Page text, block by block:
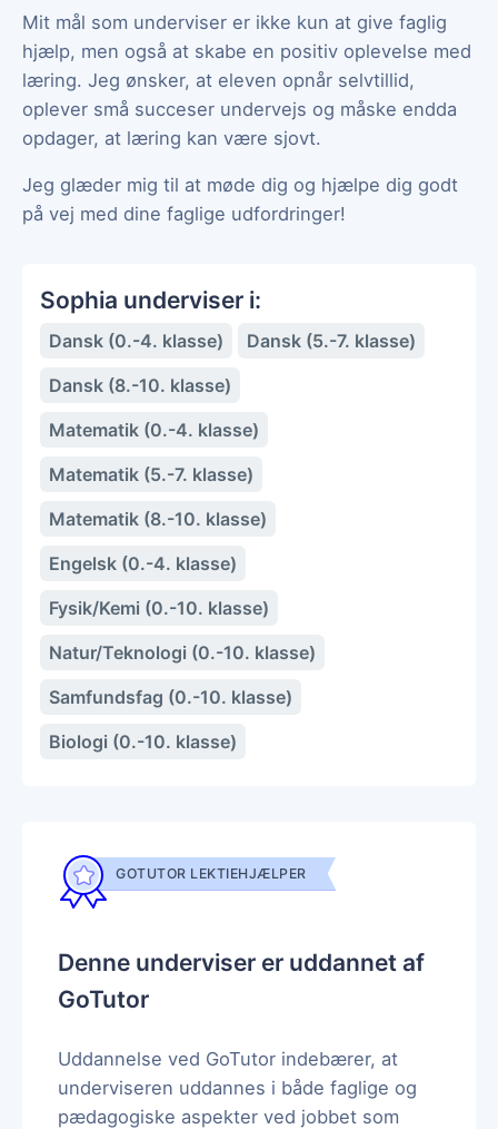
Mit mål som underviser er ikke kun at give faglig
hjælp, men også at skabe en positiv oplevelse med
læring. Jeg ønsker, at eleven opnår selvtillid,
oplever små succeser undervejs og måske endda
opdager, at læring kan være sjovt.
Jeg glæder mig til at møde dig og hjælpe dig godt
på vej med dine faglige udfordringer!
Sophia underviser i:
Dansk (0.-4. klasse)
Dansk (5.-7. klasse)
Dansk (8.-10. klasse)
Matematik (0.-4. klasse)
Matematik (5.-7. klasse)
Matematik (8.-10. klasse)
Engelsk (0.-4. klasse)
Fysik/Kemi (0.-10. klasse)
Natur/Teknologi (0.-10. klasse)
Samfundsfag (0.-10. klasse)
Biologi (0.-10. klasse)
GOTUTOR LEKTIEHJÆLPER
Denne underviser er uddannet af
GoTutor
Uddannelse ved GoTutor indebærer, at
underviseren uddannes i både faglige og
pædagogiske aspekter ved jobbet som